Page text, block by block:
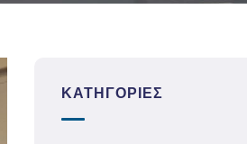
ΚΑΤΗΓΟΡΊΕΣ